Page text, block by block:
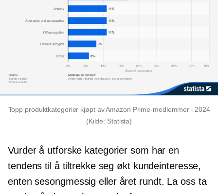
Topp produktkategorier kjøpt av Amazon Prime-medlemmer i 2024
(Kilde: Statista)
Vurder å utforske kategorier som har en
tendens til å tiltrekke seg økt kundeinteresse,
enten sesongmessig eller året rundt. La oss ta